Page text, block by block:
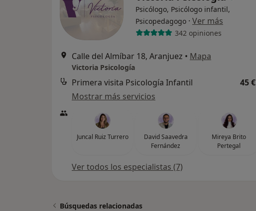
Psicólogo, Psicólogo infantil,
Psicopedagogo · Ver más
342 opiniones
Calle del Almíbar 18, Aranjuez • Mapa
Victoria Psicología
Primera visita Psicología Infantil
45 €
Mostrar más servicios
Juncal Ruiz Turrero
David Saavedra
Fernández
Mireya Brito
Pertegal
Ver todos los especialistas (7)
Búsquedas relacionadas